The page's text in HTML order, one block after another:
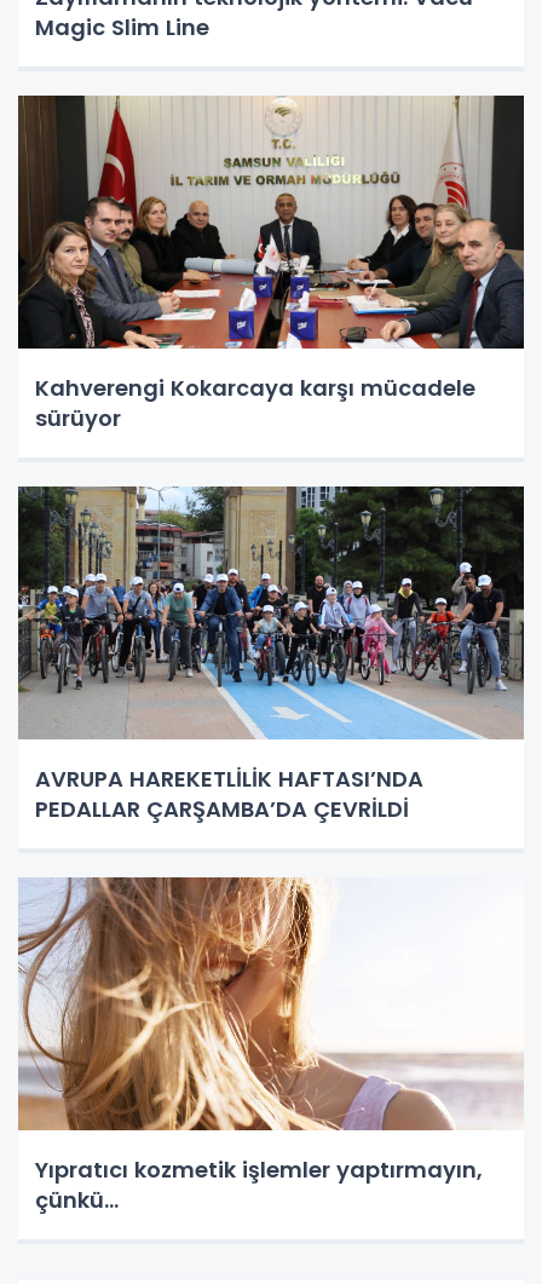
Magic Slim Line
Kahverengi Kokarcaya karşı mücadele
sürüyor
AVRUPA HAREKETLİLİK HAFTASI’NDA
PEDALLAR ÇARŞAMBA’DA ÇEVRİLDİ
Yıpratıcı kozmetik işlemler yaptırmayın,
çünkü…